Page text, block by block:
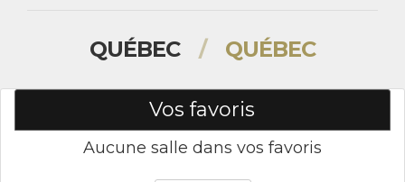
QUÉBEC / QUÉBEC
Vos favoris
Aucune salle dans vos favoris